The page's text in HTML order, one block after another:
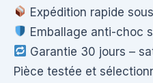
Expédition rapide
Emballage anti-choc
Garantie 30 jours –
Pièce testée et